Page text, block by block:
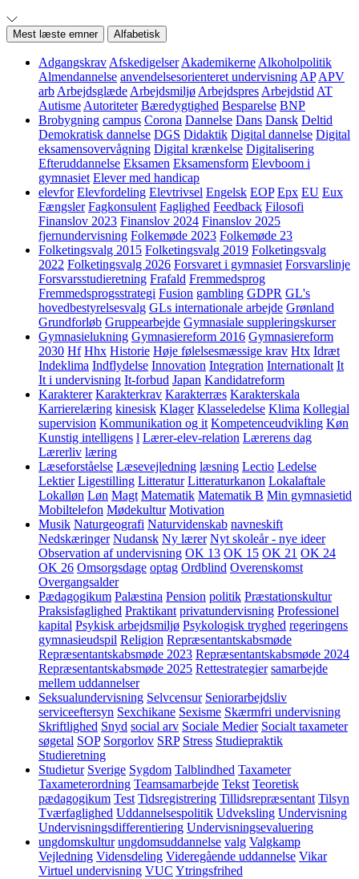
Mest læste emner Alfabetisk
Adgangskrav Afskedigelser Akademikerne Alkoholpolitik
Almendannelse anvendelsesorienteret undervisning AP APV
arb Arbejdsglæde Arbejdsmiljø Arbejdspres Arbejdstid AT
Autisme Autoriteter Bæredygtighed Besparelse BNP
Brobygning campus Corona Dannelse Dans Dansk Deltid
Demokratisk dannelse DGS Didaktik Digital dannelse Digital
eksamensovervågning Digital krænkelse Digitalisering
Efteruddannelse Eksamen Eksamensform Elevboom i
gymnasiet Elever med handicap
elevfor Elevfordeling Elevtrivsel Engelsk EOP Epx EU Eux
Fængsler Fagkonsulent Faglighed Feedback Filosofi
Finanslov 2023 Finanslov 2024 Finanslov 2025
fjernundervisning Folkemøde 2023 Folkemøde 23
Folketingsvalg 2015 Folketingsvalg 2019 Folketingsvalg
2022 Folketingsvalg 2026 Forsvaret i gymnasiet Forsvarslinje
Forsvarsstudieretning Frafald Fremmedsprog
Fremmedsprogsstrategi Fusion gambling GDPR GL's
hovedbestyrelsesvalg GLs internationale arbejde Grønland
Grundforløb Gruppearbejde Gymnasiale suppleringskurser
Gymnasielukning Gymnasiereform 2016 Gymnasiereform
2030 Hf Hhx Historie Høje følelsesmæssige krav Htx Idræt
Indeklima Indflydelse Innovation Integration Internationalt It
It i undervisning It-forbud Japan Kandidatreform
Karakterer Karakterkrav Karakterræs Karakterskala
Karrierelæring kinesisk Klager Klasseledelse Klima Kollegial
supervision Kommunikation og it Kompetenceudvikling Køn
Kunstig intelligens l Lærer-elev-relation Lærerens dag
Lærerliv læring
Læseforståelse Læsevejledning læsning Lectio Ledelse
Lektier Ligestilling Litteratur Litteraturkanon Lokalaftale
Lokalløn Løn Magt Matematik Matematik B Min gymnasietid
Mobiltelefon Mødekultur Motivation
Musik Naturgeografi Naturvidenskab navneskift
Nedskæringer Nudansk Ny lærer Nyt skoleår - nye ideer
Observation af undervisning OK 13 OK 15 OK 21 OK 24
OK 26 Omsorgsdage optag Ordblind Overenskomst
Overgangsalder
Pædagogikum Palæstina Pension politik Præstationskultur
Praksisfaglighed Praktikant privatundervisning Professionel
kapital Psykisk arbejdsmiljø Psykologisk tryghed regeringens
gymnasieudspil Religion Repræsentantskabsmøde
Repræsentantskabsmøde 2023 Repræsentantskabsmøde 2024
Repræsentantskabsmøde 2025 Rettestrategier samarbejde
mellem uddannelser
Seksualundervisning Selvcensur Seniorarbejdsliv
serviceeftersyn Sexchikane Sexisme Skærmfri undervisning
Skriftlighed Snyd social arv Sociale Medier Socialt taxameter
søgetal SOP Sorgorlov SRP Stress Studiepraktik
Studieretning
Studietur Sverige Sygdom Talblindhed Taxameter
Taxameterordning Teamsamarbejde Tekst Teoretisk
pædagogikum Test Tidsregistrering Tillidsrepræsentant Tilsyn
Tværfaglighed Uddannelsespolitik Udveksling Undervisning
Undervisningsdifferentiering Undervisningsevaluering
ungdomskultur ungdomsuddannelse valg Valgkamp
Vejledning Vidensdeling Videregående uddannelse Vikar
Virtuel undervisning VUC Ytringsfrihed